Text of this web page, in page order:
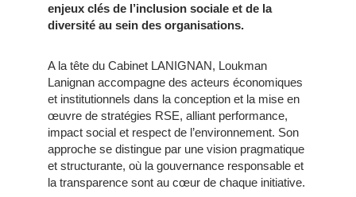
enjeux clés de l’inclusion sociale et de la
diversité au sein des organisations.
A la tête du Cabinet LANIGNAN, Loukman
Lanignan accompagne des acteurs économiques
et institutionnels dans la conception et la mise en
œuvre de stratégies RSE, alliant performance,
impact social et respect de l’environnement. Son
approche se distingue par une vision pragmatique
et structurante, où la gouvernance responsable et
la transparence sont au cœur de chaque initiative.